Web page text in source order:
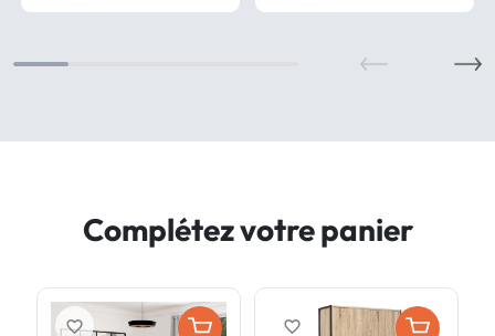
Complétez votre panier
favorite_border favorite_border